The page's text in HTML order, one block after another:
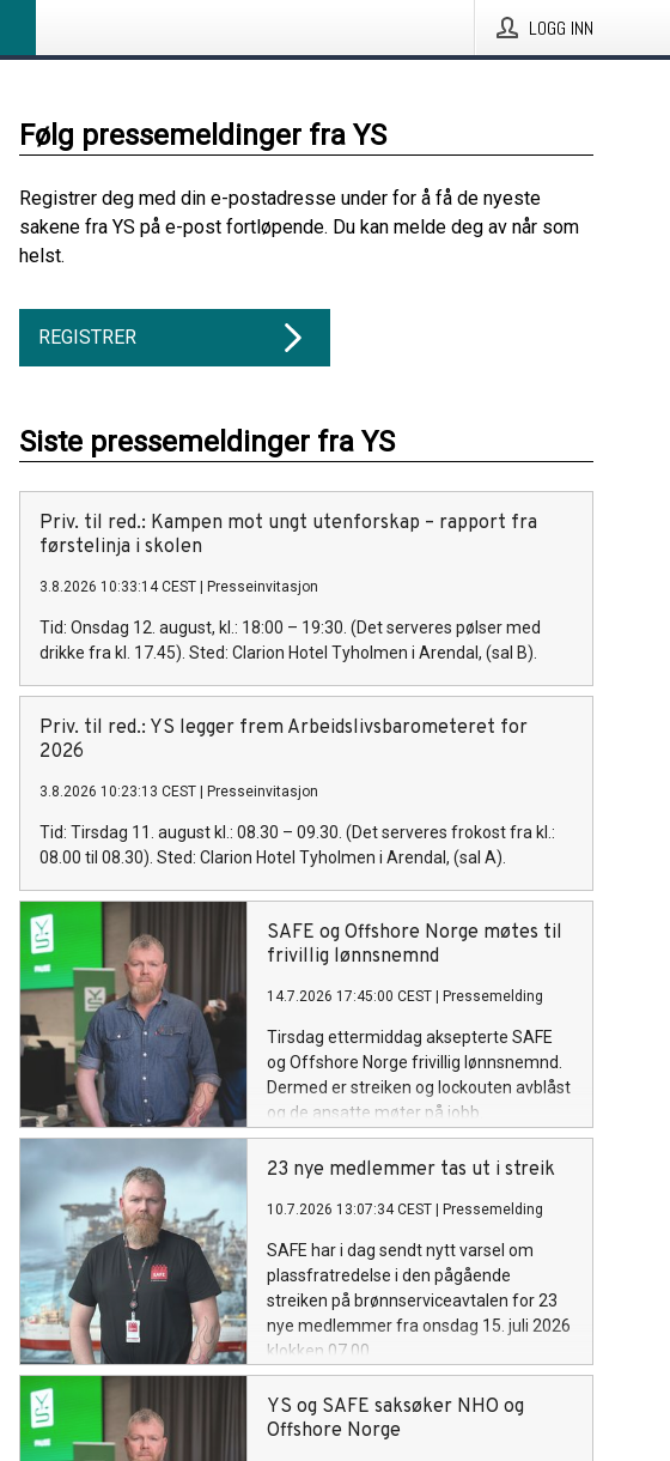
LOGG INN
Følg pressemeldinger fra YS
Registrer deg med din e-postadresse under for å få de nyeste
sakene fra YS på e-post fortløpende. Du kan melde deg av når som
helst.
REGISTRER
Siste pressemeldinger fra YS
Priv. til red.: Kampen mot ungt utenforskap – rapport fra
førstelinja i skolen
3.8.2026 10:33:14 CEST Presseinvitasjon
Tid: Onsdag 12. august, kl.: 18:00 – 19:30. (Det serveres pølser med
drikke fra kl. 17.45). Sted: Clarion Hotel Tyholmen i Arendal, (sal B).
Priv. til red.: YS legger frem Arbeidslivsbarometeret for
2026
3.8.2026 10:23:13 CEST Presseinvitasjon
Tid: Tirsdag 11. august kl.: 08.30 – 09.30. (Det serveres frokost fra kl.:
08.00 til 08.30). Sted: Clarion Hotel Tyholmen i Arendal, (sal A).
SAFE og Offshore Norge møtes til
frivillig lønnsnemnd
14.7.2026 17:45:00 CEST Pressemelding
Tirsdag ettermiddag aksepterte SAFE
og Offshore Norge frivillig lønnsnemnd.
Dermed er streiken og lockouten avblåst
og de ansatte møter på jobb.
23 nye medlemmer tas ut i streik
10.7.2026 13:07:34 CEST Pressemelding
SAFE har i dag sendt nytt varsel om
plassfratredelse i den pågående
streiken på brønnserviceavtalen for 23
nye medlemmer fra onsdag 15. juli 2026
klokken 07.00.
YS og SAFE saksøker NHO og
Offshore Norge